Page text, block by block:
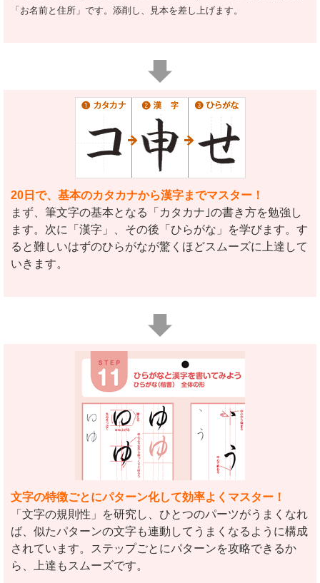
「お名前と住所」です。添削し、見本を差し上げます。
20日で、基本のカタカナから漢字までマスター！
まず、筆文字の基本となる「カタカナ｣の書き方を勉強し
ます。次に「漢字」、その後「ひらがな」を学びます。す
ると難しいはずのひらがなが驚くほどスムーズに上達して
いきます。
文字の特徴ごとにパターン化して効率よくマスター！
「文字の規則性」を研究し、ひとつのパーツがうまくなれ
ば、似たパターンの文字も連動してうまくなるように構成
されています。ステップごとにパターンを攻略できるか
ら、上達もスムーズです。